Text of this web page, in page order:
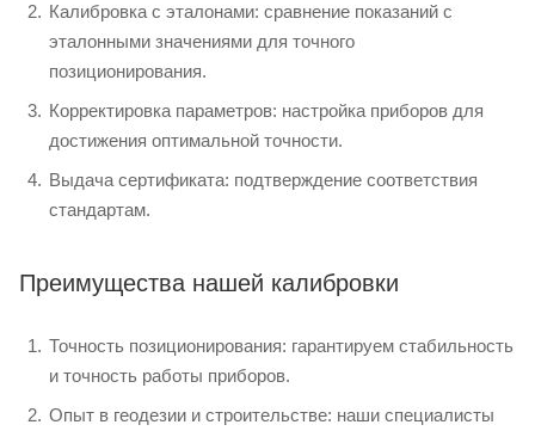
Калибровка с эталонами: сравнение показаний с
эталонными значениями для точного
позиционирования.
Корректировка параметров: настройка приборов для
достижения оптимальной точности.
Выдача сертификата: подтверждение соответствия
стандартам.
Преимущества нашей калибровки
Точность позиционирования: гарантируем стабильность
и точность работы приборов.
Опыт в геодезии и строительстве: наши специалисты